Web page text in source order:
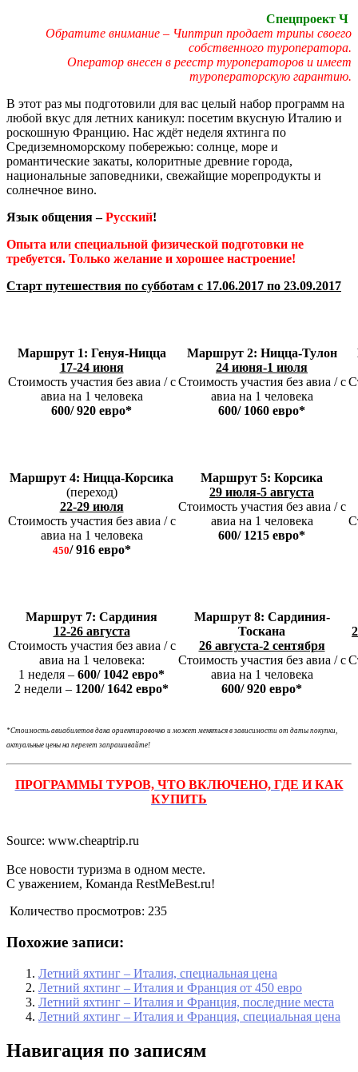
Спецпроект Ч
Обратите внимание – Чиптрип продает трипы своего
собственного туроператора.
Оператор внесен в реестр туроператоров и имеет
туроператорскую гарантию.
В этот раз мы подготовили для вас целый набор программ на
любой вкус для летних каникул: посетим вкусную Италию и
роскошную Францию. Нас ждёт неделя яхтинга по
Средиземноморскому побережью: солнце, море и
романтические закаты, колоритные древние города,
национальные заповедники, свежайщие морепродукты и
солнечное вино.
Язык общения –Русский!
Опыта или специальной физической подготовки не
требуется. Только желание и хорошее настроение!
Старт путешествия по субботам с 17.06.2017 по 23.09.2017
Маршрут 1: Генуя-Ницца
17-24 июня
Стоимость участия без авиа / с
авиа на 1 человека
600/ 920 евро*
Маршрут 2: Ницца-Тулон
24 июня-1 июля
Стоимость участия без авиа / с
авиа на 1 человека
600/ 1060 евро*
Маршрут 4: Ницца-Корсика
(переход)
22-29 июля
Стоимость участия без авиа / с
авиа на 1 человека
450/ 916 евро*
Маршрут 5: Корсика
29 июля-5 августа
Стоимость участия без авиа / с
авиа на 1 человека
600/ 1215 евро*
Маршрут 7: Сардиния
12-26 августа
Стоимость участия без авиа / с
авиа на 1 человека:
1 неделя – 600/ 1042 евро*
2 недели – 1200/ 1642 евро*
Маршрут 8: Сардиния-
Тоскана
26 августа-2 сентября
Стоимость участия без авиа / с
авиа на 1 человека
600/ 920 евро*
*Стоимость авиабилетов дана ориентировочно и может меняться в зависимости от даты покупки,
актуальные цены на перелет запрашивайте!
ПРОГРАММЫ ТУРОВ, ЧТО ВКЛЮЧЕНО, ГДЕ И КАК
КУПИТЬ
Source: www.cheaptrip.ru
Все новости туризма в одном месте.
С уважением, Команда RestMeBest.ru!
Количество просмотров: 235
Похожие записи:
Летний яхтинг – Италия, специальная цена
Летний яхтинг – Италия и Франция от 450 евро
Летний яхтинг – Италия и Франция, последние места
Летний яхтинг – Италия и Франция, специальная цена
Навигация по записям